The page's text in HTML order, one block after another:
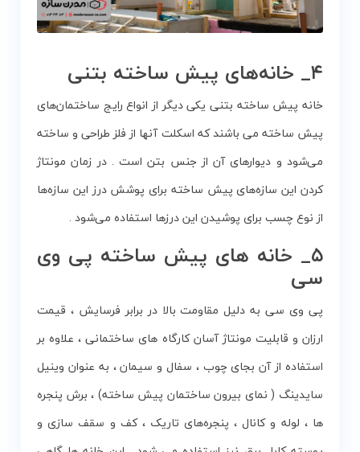
۴_ خانه‌های پیش ساخته بتنی
خانه پیش ساخته بتنی یکی دیگر از انواع رایج ساختمان‌های
پیش ساخته می باشند که اسکلت آنها از فلز طراحی و ساخته
می‌شود و دیوارهای آن از جنس بتن است . در زمان مونتاژ
کردن این سازه‌های پیش ساخته برای پوشش درز این سازه‌ها
از نوع چسب برای پوشیدن این درزها استفاده می‌شود .
۵_ خانه های پیش ساخته پی وی
سی
پی وی سی به دلیل مقاومت بالا در برابر فرسایش ، قیمت
ارزان و قابلیت مونتاژ آسان کارگاه های ساختمانی ، علاوه بر
استفاده از آن بجای چوب ، سفال و سیمان ، به عنوان وینیل
سایدینگ ( نمای بیرون ساختمان پیش ساخته) ، برش پنجره‌
ها ، لوله و کانال ، پنجره‌های تاریک ، کف و سقف سازی و